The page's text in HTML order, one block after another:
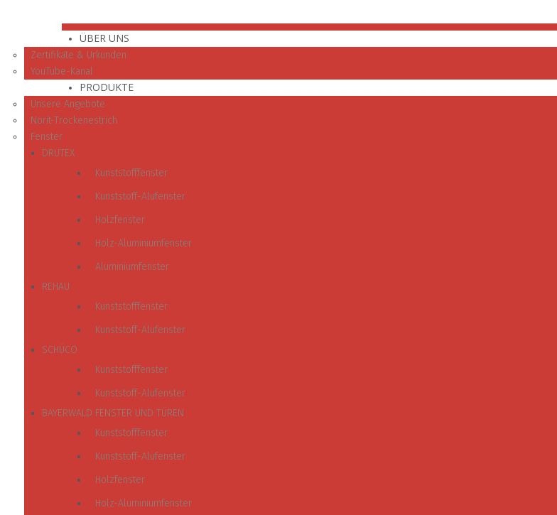
ÜBER UNS
Zertifikate & Urkunden
YouTube-Kanal
PRODUKTE
Unsere Angebote
Norit-Trockenestrich
Fenster
DRUTEX
Kunststofffenster
Kunststoff-Alufenster
Holzfenster
Holz-Aluminiumfenster
Aluminiumfenster
REHAU
Kunststofffenster
Kunststoff-Alufenster
SCHÜCO
Kunststofffenster
Kunststoff-Alufenster
BAYERWALD FENSTER UND TÜREN
Kunststofffenster
Kunststoff-Alufenster
Holzfenster
Holz-Aluminiumfenster